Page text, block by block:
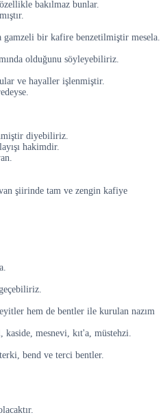
bakılmaz bunlar.
gamzeli bir kafire benzetilmiştir mesela.
olduğunu söyleyebiliriz.
ve hayaller işlenmiştir.
diyebiliriz.
hakimdir.
şiirinde tam ve zengin kafiye
hem de bentler ile kurulan nazım
mesnevi, kıt'a, müstehzi.
bend ve terci bentler.